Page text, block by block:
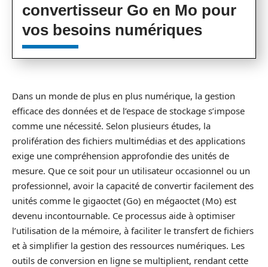
convertisseur Go en Mo pour
vos besoins numériques
Dans un monde de plus en plus numérique, la gestion
efficace des données et de l’espace de stockage s’impose
comme une nécessité. Selon plusieurs études, la
prolifération des fichiers multimédias et des applications
exige une compréhension approfondie des unités de
mesure. Que ce soit pour un utilisateur occasionnel ou un
professionnel, avoir la capacité de convertir facilement des
unités comme le gigaoctet (Go) en mégaoctet (Mo) est
devenu incontournable. Ce processus aide à optimiser
l’utilisation de la mémoire, à faciliter le transfert de fichiers
et à simplifier la gestion des ressources numériques. Les
outils de conversion en ligne se multiplient, rendant cette